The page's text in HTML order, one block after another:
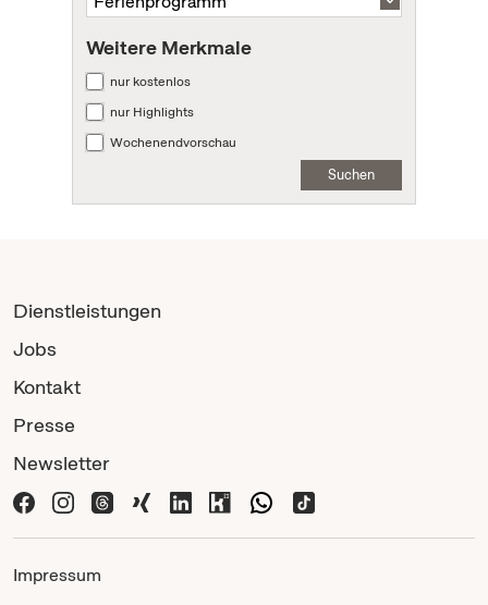
Weitere Merkmale
nur kostenlos
nur Highlights
Wochenendvorschau
Suchen
Dienstleistungen
Jobs
Kontakt
Presse
Newsletter
Impressum